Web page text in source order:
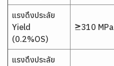
แรงดึงประลัย
Yield
(0.2%OS)
≥310 MPa
แรงดึงประลัย